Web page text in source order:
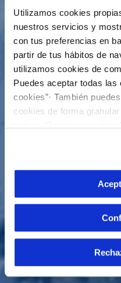
Utilizamos cookies
nuestros servicios y
con tus preferencias en
partir de tus hábitos de
utilizamos cookies de
Puedes aceptar todas las
cookies”· También
cookies de forma
son indispensables para
más información en